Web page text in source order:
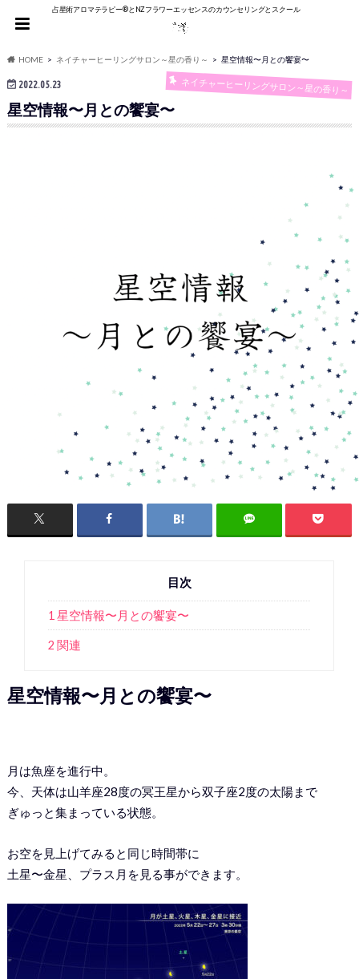
占星術アロマテラピー®︎とNZフラワーエッセンスのカウンセリングとスクール
HOME ネイチャーヒーリングサロン～星の香り～ 星空情報〜月との饗宴〜
2022.05.23 ネイチャーヒーリングサロン～星の香り～
星空情報〜月との饗宴〜
目次
1 星空情報〜月との饗宴〜
2 関連
星空情報〜月との饗宴〜
月は魚座を進行中。
今、天体は山羊座28度の冥王星から双子座2度の太陽まで
ぎゅっと集まっている状態。
お空を見上げてみると同じ時間帯に
土星〜金星、プラス月を見る事ができます。